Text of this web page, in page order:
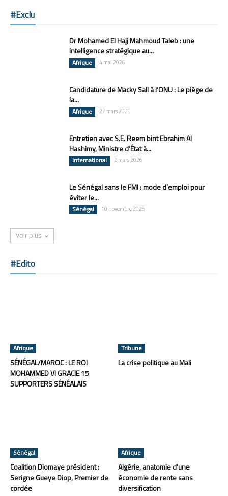
#Exclu
Dr Mohamed El Hajj Mahmoud Taleb : une
intelligence stratégique au...
Afrique 4 mai 2026
Candidature de Macky Sall à l’ONU : Le piège de
la...
Afrique 27 mars 2026
Entretien avec S.E. Reem bint Ebrahim Al
Hashimy, Ministre d’État à...
International 2 mars 2026
Le Sénégal sans le FMI : mode d’emploi pour
éviter le...
Sénégal 10 novembre 2025
Voir plus
#Edito
Afrique
SÉNÉGAL/MAROC : LE ROI
MOHAMMED VI GRACIE 15
SUPPORTERS SÉNÉALAIS
Tribune
La crise politique au Mali
Sénégal
Coalition Diomaye président :
Serigne Gueye Diop, Premier de
cordée
Afrique
Algérie, anatomie d’une
économie de rente sans
diversification